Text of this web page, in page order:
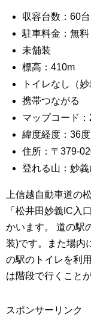
収容台数：60台
駐車料金：無料
未舗装
標高：410m
トイレなし（
携帯つながる
マップコード
緯度経度：36
住所：〒379-
登れる山：妙義
上信越自動車道の
「松井田妙義IC入
かいます。 道の駅
装)です。また場内
の駅のトイレを利
は階段で行くこと
スポンサーリンク